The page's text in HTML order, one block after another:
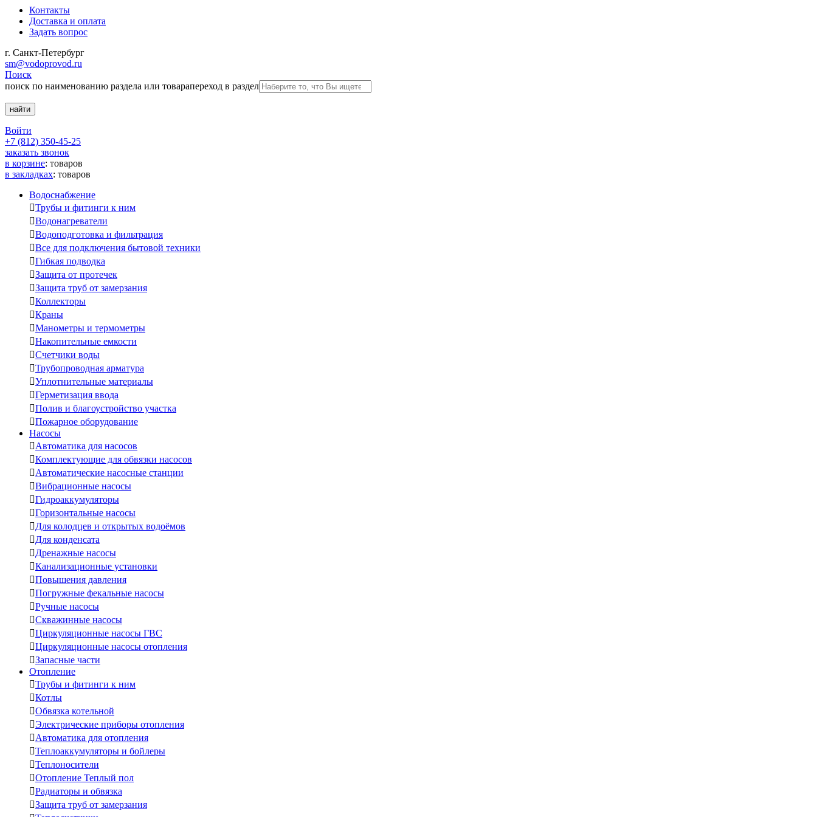
Контакты
Доставка и оплата
Задать вопрос
г. Санкт-Петербург
sm@vodoprovod.ru
Поиск
поиск по наименованию раздела или товарапереход в раздел
Войти
+7 (812) 350-45-25
заказать звонок
в корзине: товаров
в закладках: товаров
Водоснабжение
Трубы и фитинги к ним
Водонагреватели
Водоподготовка и фильтрация
Все для подключения бытовой техники
Гибкая подводка
Защита от протечек
Защита труб от замерзания
Коллекторы
Краны
Манометры и термометры
Накопительные емкости
Счетчики воды
Трубопроводная арматура
Уплотнительные материалы
Герметизация ввода
Полив и благоустройство участка
Пожарное оборудование
Насосы
Автоматика для насосов
Комплектующие для обвязки насосов
Автоматические насосные станции
Вибрационные насосы
Гидроаккумуляторы
Горизонтальные насосы
Для колодцев и открытых водоёмов
Для конденсата
Дренажные насосы
Канализационные установки
Повышения давления
Погружные фекальные насосы
Ручные насосы
Скважинные насосы
Циркуляционные насосы ГВС
Циркуляционные насосы отопления
Запасные части
Отопление
Трубы и фитинги к ним
Котлы
Обвязка котельной
Электрические приборы отопления
Автоматика для отопления
Теплоаккумуляторы и бойлеры
Теплоносители
Отопление Теплый пол
Радиаторы и обвязка
Защита труб от замерзания